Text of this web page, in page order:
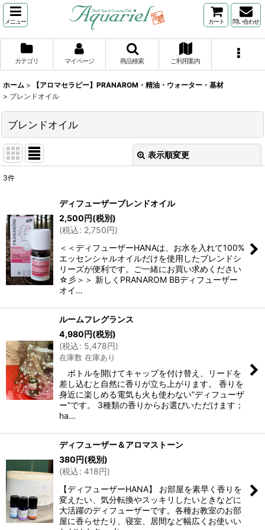
メニュー カート 問い合わせ
カテゴリ マイページ 商品検索 ご利用案内
ホーム >
【アロマセラピー】PRANAROM・精油・ウォーター・基材
> ブレンドオイル
ブレンドオイル
表示順変更
並び順:
絞り込む
3件
ディフューザーブレンドオイル
2,500円(税別)
(税込: 2,750円)
＜＜ディフューザーHANAは、お水を入れて100%
エッセンシャルオイルだけを使用したブレンドシ
リーズが便利です。ご一緒にお買い求めください
☆彡＞＞ 新しくPRANAROM BBディフューザー
オイ…
ルームフレグランス
4,980円(税別)
(税込: 5,478円)
在庫数 在庫あり
ボトルを開けてキャップを付け替え、リードを
差し込むと自然に香りが立ち上がります。 香りを
身近に楽しめる電気も火も使わない”ディフューザ
ー”です。 3種類の香りからお選びいただけます；
ha…
ディフューザー＆アロマストーン
380円(税別)
(税込: 418円)
【ディフューザーHANA】 お部屋を素早く香りを
変えたい、気分転換やスッキリしたいときなどに
大活躍のディフューザーです。各種お教室のお部
屋に香らせたり、寝室、居間など幅広くお使いい